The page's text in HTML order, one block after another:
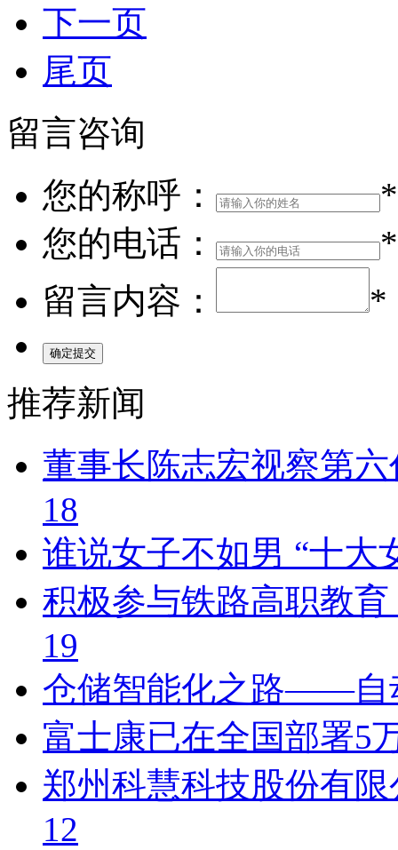
下一页
尾页
留言咨询
您的称呼：
*
您的电话：
*
留言内容：
*
推荐新闻
董事长陈志宏视察第
18
谁说女子不如男 “十大
积极参与铁路高职教
19
仓储智能化之路——自
富士康已在全国部署5
郑州科慧科技股份有
12